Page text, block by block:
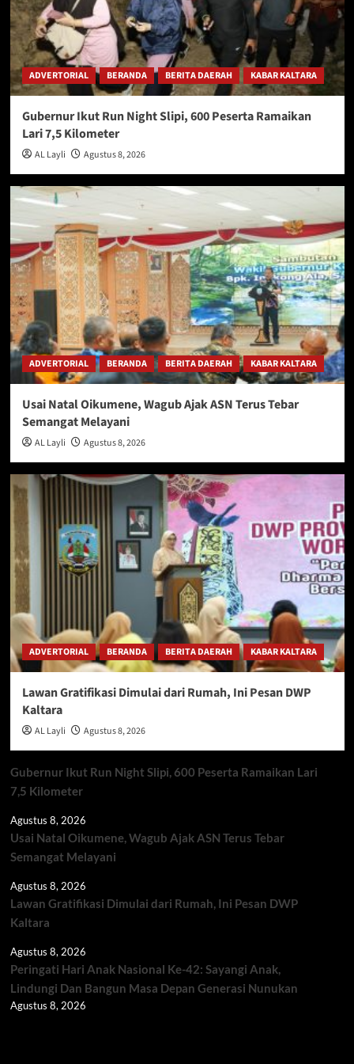
ADVERTORIAL BERANDA BERITA DAERAH KABAR KALTARA
Gubernur Ikut Run Night Slipi, 600 Peserta Ramaikan
Lari 7,5 Kilometer
AL Layli Agustus 8, 2026
ADVERTORIAL BERANDA BERITA DAERAH KABAR KALTARA
Usai Natal Oikumene, Wagub Ajak ASN Terus Tebar
Semangat Melayani
AL Layli Agustus 8, 2026
ADVERTORIAL BERANDA BERITA DAERAH KABAR KALTARA
Lawan Gratifikasi Dimulai dari Rumah, Ini Pesan DWP
Kaltara
AL Layli Agustus 8, 2026
Gubernur Ikut Run Night Slipi, 600 Peserta Ramaikan Lari
7,5 Kilometer
Agustus 8, 2026
Usai Natal Oikumene, Wagub Ajak ASN Terus Tebar
Semangat Melayani
Agustus 8, 2026
Lawan Gratifikasi Dimulai dari Rumah, Ini Pesan DWP
Kaltara
Agustus 8, 2026
Peringati Hari Anak Nasional Ke-42: Sayangi Anak,
Lindungi Dan Bangun Masa Depan Generasi Nunukan
Agustus 8, 2026